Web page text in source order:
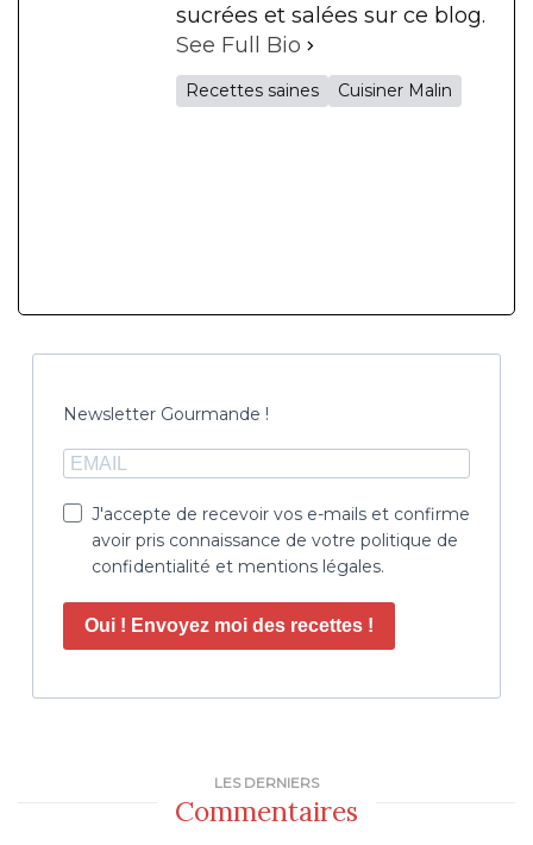
sucrées et salées sur ce blog.
See Full Bio
Recettes saines Cuisiner Malin
Newsletter Gourmande !
J'accepte de recevoir vos e-mails et confirme
avoir pris connaissance de votre politique de
confidentialité et mentions légales.
Oui ! Envoyez moi des recettes !
LES DERNIERS
Commentaires